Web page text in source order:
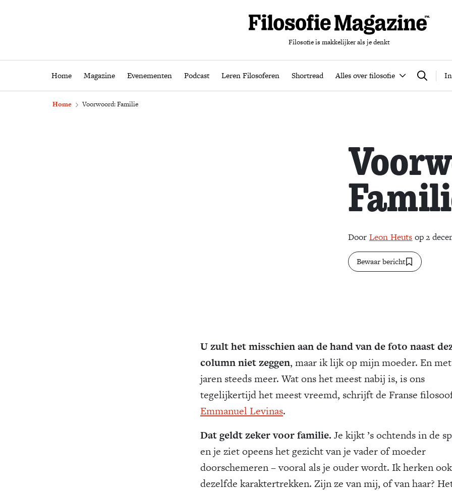
Filosofie is makkelijker als je denkt
Home Magazine Evenementen Podcast Leren Filosoferen Shortread Alles over filosofie Zoeken
Home Magazine Evenementen Podcast Leren Filosoferen Shortread Alles over
Home Voorwoord: Familie
Door Leon Heuts op 2
Bewaar bericht
U zult het misschien aan de hand van de foto naast
column niet zeggen, maar ik lijk op mijn moeder. En
jaren steeds meer. Wat ons het meest nabij is, is ons
tegelijkertijd het meest vreemd, schrijft de Franse
Emmanuel Levinas.
Dat geldt zeker voor familie. Je kijkt ’s ochtends in de
en je ziet opeens het gezicht van je vader of moeder
doorschemeren – vooral als je ouder wordt. Ik herken ook
dezelfde karaktertrekken. Zijn ze van mij, of van haar?